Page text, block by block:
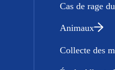
Cas de rage
Animaux
Collecte des